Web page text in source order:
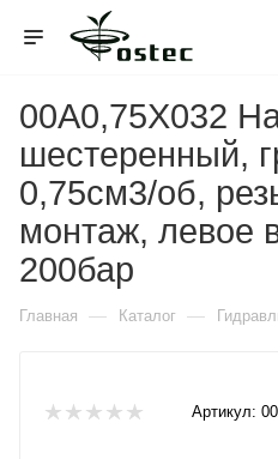
00A0,75X032
шестеренный,
0,75см3/об,
монтаж, левое
200бар
Главная — Каталог —
Артикул: